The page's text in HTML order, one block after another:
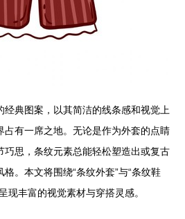
经典图案，以其简洁的线条感和视觉上
占有一席之地。无论是作为外套的点睛
巧思，条纹元素总能轻松塑造出或复古
。本文将围绕“条纹外套”与“条纹鞋
现丰富的视觉素材与穿搭灵感。